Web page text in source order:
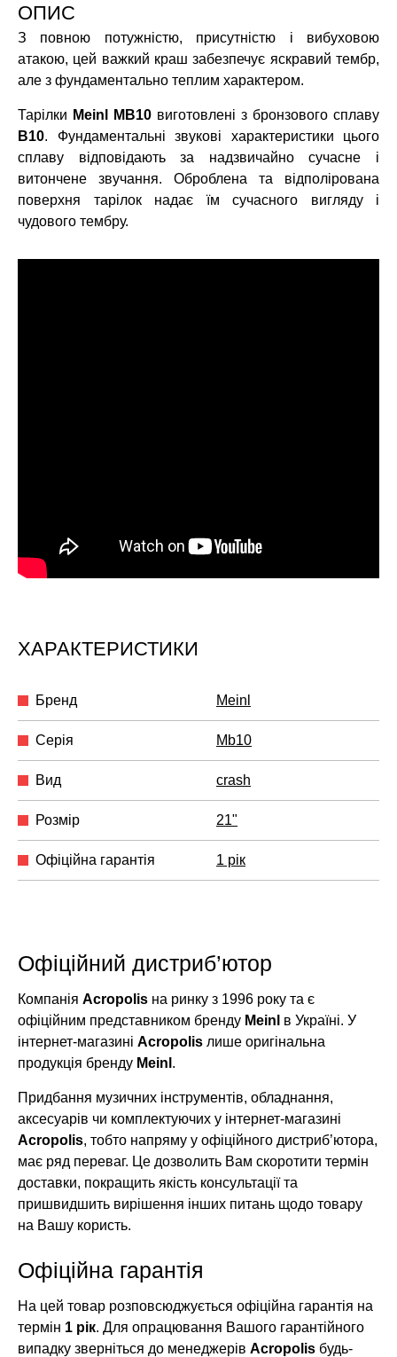
ОПИС
З повною потужністю, присутністю і вибуховою
атакою, цей важкий краш забезпечує яскравий тембр,
але з фундаментально теплим характером.
Тарілки Meinl MB10 виготовлені з бронзового сплаву
B10. Фундаментальні звукові характеристики цього
сплаву відповідають за надзвичайно сучасне і
витончене звучання. Оброблена та відполірована
поверхня тарілок надає їм сучасного вигляду і
чудового тембру.
ХАРАКТЕРИСТИКИ
Бренд Meinl
Серія Mb10
Вид crash
Розмір 21"
Офіційна гарантія 1 рік
Офіційний дистриб’ютор
Компанія Acropolis на ринку з 1996 року та є
офіційним представником бренду Meinl в Україні. У
інтернет-магазині Acropolis лише оригінальна
продукція бренду Meinl .
Придбання музичних інструментів, обладнання,
аксесуарів чи комплектуючих у інтернет-магазині
Acropolis, тобто напряму у офіційного дистриб’ютора,
має ряд переваг. Це дозволить Вам скоротити термін
доставки, покращить якість консультації та
пришвидшить вирішення інших питань щодо товару
на Вашу користь.
Офіційна гарантія
На цей товар розповсюджується офіційна гарантія на
термін 1 рік. Для опрацювання Вашого гарантійного
випадку зверніться до менеджерів Acropolis будь-